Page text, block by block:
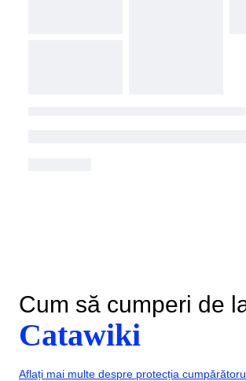
Cum să cumperi de
Catawiki
Aflați mai multe despre protecția